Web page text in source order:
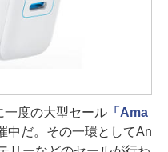
度の大型セール「Ama
中だ。その一環としてAn